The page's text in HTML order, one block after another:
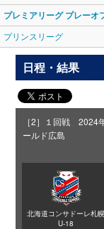
プレミアリーグ プレーオ
プリンスリーグ
日程・結果
［2］１回戦 2024
ールド広島
北海道コンサドーレ札幌
U-18